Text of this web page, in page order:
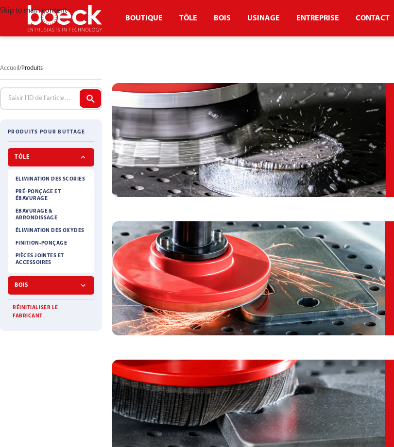
Skip to main content
BOUTIQUE
TÔLE BOIS USINAGE ENTREPRISE CONTACT
Accueil Produits
PRODUITS POUR BUTTAGE
TÔLE
ÉLIMINATION DES SCORIES
PRÉ-PONÇAGE ET
ÉBAVURAGE
ÉBAVURAGE &
ARRONDISSAGE
ÉLIMINATION DES OXYDES
FINITION-PONÇAGE
PIÈCES JOINTES ET
ACCESSOIRES
BOIS
RÉINITIALISER LE
FABRICANT